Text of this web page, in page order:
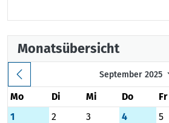
Monatsübersicht
September 2025
Mo Di Mi Do Fr
1
2 3 4 5